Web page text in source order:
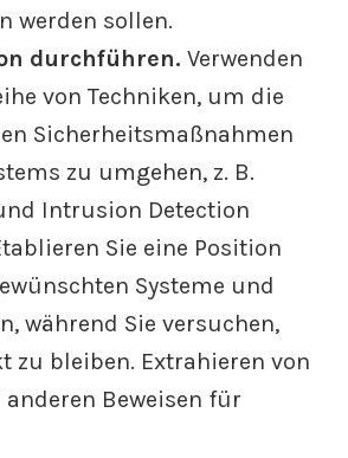
werden sollen.
durchführen. Verwenden
von Techniken, um die
Sicherheitsmaßnahmen
zu umgehen, z. B.
Intrusion Detection
Sie eine Position
Systeme und
während Sie versuchen,
zu bleiben. Extrahieren von
anderen Beweisen für